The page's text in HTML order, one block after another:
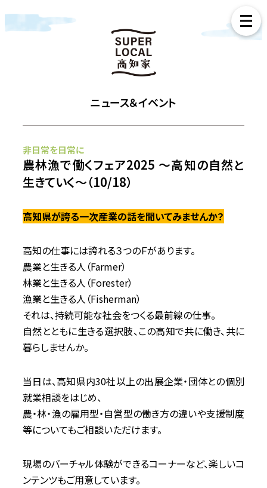
ニュース＆イベント
非日常を日常に
農林漁で働くフェア2025 ～高知の自然と
生きていく～（10/18）
高知県が誇る一次産業の話を聞いてみませんか？
高知の仕事には誇れる３つのＦがあります。
農業と生きる人（Farmer）
林業と生きる人（Forester）
漁業と生きる人（Fisherman）
それは、持続可能な社会をつくる最前線の仕事。
自然とともに生きる選択肢、この高知で共に働き、共に
暮らしませんか。
当日は、高知県内30社以上の出展企業・団体との個別
就業相談をはじめ、
農・林・漁の雇用型・自営型の働き方の違いや支援制度
等についてもご相談いただけます。
現場のバーチャル体験ができるコーナーなど、楽しいコ
ンテンツもご用意しています。